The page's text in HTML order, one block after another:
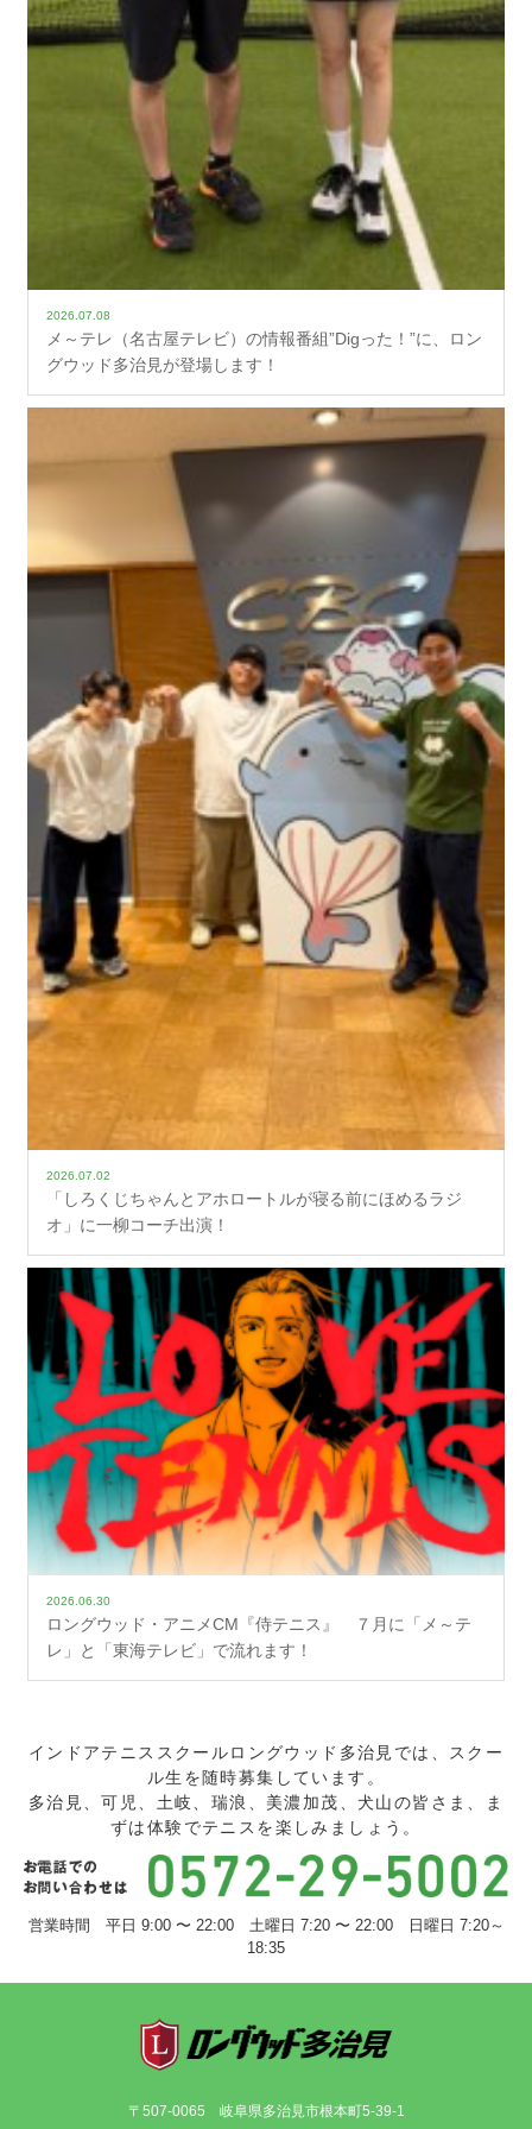
2026.07.08
メ～テレ（名古屋テレビ）の情報番組”Digった！”に、ロン
グウッド多治見が登場します！
2026.07.02
「しろくじちゃんとアホロートルが寝る前にほめるラジ
オ」に一柳コーチ出演！
2026.06.30
ロングウッド・アニメCM『侍テニス』 ７月に「メ～テ
レ」と「東海テレビ」で流れます！
インドアテニススクールロングウッド多治見では、スクー
ル生を随時募集しています。
多治見、可児、土岐、瑞浪、美濃加茂、犬山の皆さま、ま
ずは体験でテニスを楽しみましょう。
営業時間 平日 9:00 〜 22:00 土曜日 7:20 〜 22:00 日曜日 7:20～
18:35
〒507-0065 岐阜県多治見市根本町5-39-1